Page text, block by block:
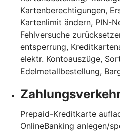
Kartenberechtigungen,
Kartenlimit ändern, PIN-
Fehlversuche
entsperrung,
elektr. Kontoauszüge,
Edelmetallbestellung,
Prepaid-Kreditkarte
OnlineBanking anlegen/